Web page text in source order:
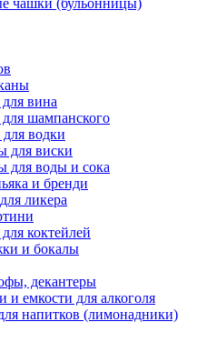
чашки (бульонницы)
вина
шампанского
водки
для виски
для воды и сока
и бренди
ликера
коктейлей
и бокалы
декантеры
и емкости для алкоголя
напитков (лимонадники)